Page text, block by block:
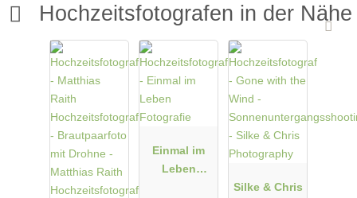
Hochzeitsfotografen in der Nähe
Einmal im
Leben
Silke & Chris